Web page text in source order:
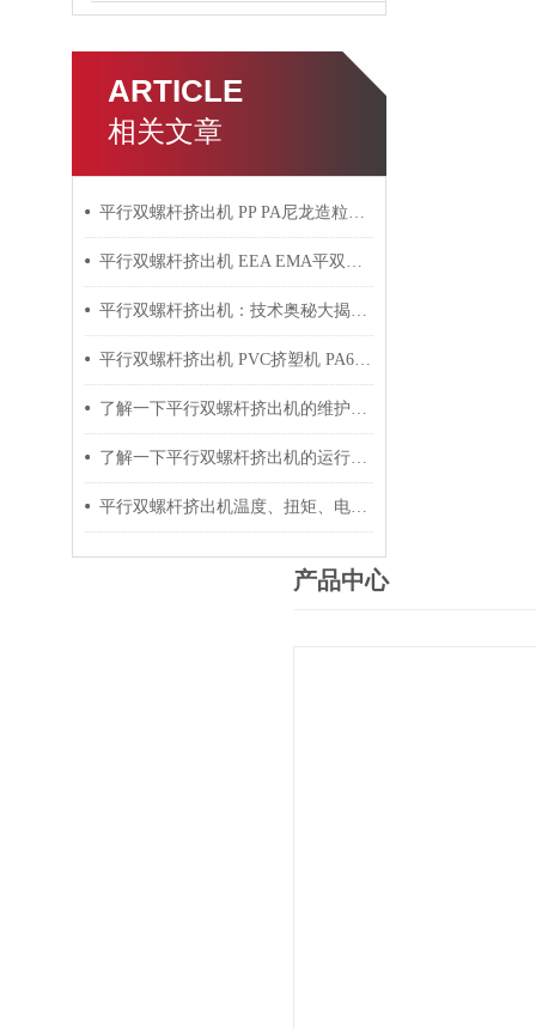
ARTICLE
相关文章
平行双螺杆挤出机 PP PA尼龙造粒机技术参数
平行双螺杆挤出机 EEA EMA平双挤出机 双螺杆挤出机技术参数
平行双螺杆挤出机：技术奥秘大揭秘！
平行双螺杆挤出机 PVC挤塑机 PA6+玻纤挤出造粒机技术参数
了解一下平行双螺杆挤出机的维护保养方法吧
了解一下平行双螺杆挤出机的运行过程吧
平行双螺杆挤出机温度、扭矩、电流控制要点
产品中心